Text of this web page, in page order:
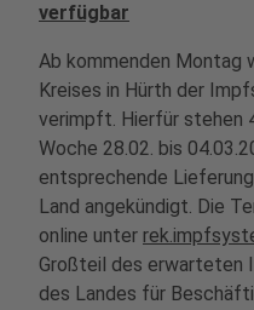
verfügbar
Ab kommenden Montag
Kreises in Hürth der
verimpft. Hierfür stehen
Woche 28.02. bis
entsprechende
Land angekündigt. Die
online unter
Großteil des erwarteten
des Landes für